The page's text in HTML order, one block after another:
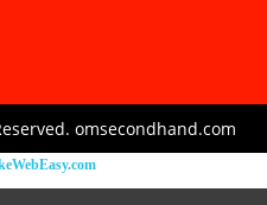
omsecondhand.com